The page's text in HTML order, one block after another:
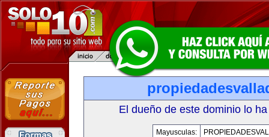
El dueño de este dominio lo
Mayusculas: